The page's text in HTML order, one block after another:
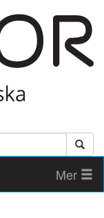
Mer